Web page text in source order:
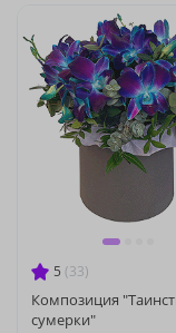
5 (33)
Композиция
сумерки"